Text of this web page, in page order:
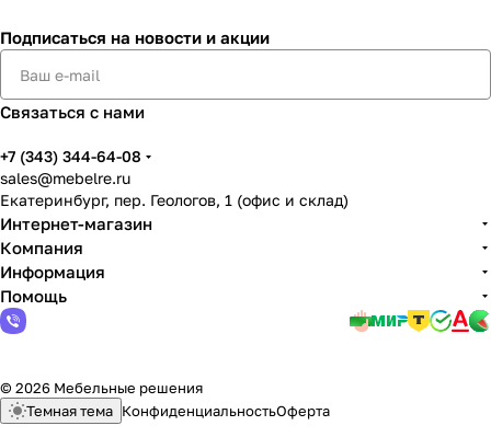
Подписаться на новости и акции
Связаться с нами
+7 (343) 344-64-08
sales@mebelre.ru
Екатеринбург, пер. Геологов, 1 (офис и склад)
Интернет-магазин
Компания
Информация
Помощь
© 2026 Мебельные решения
Темная тема КонфиденциальностьОферта